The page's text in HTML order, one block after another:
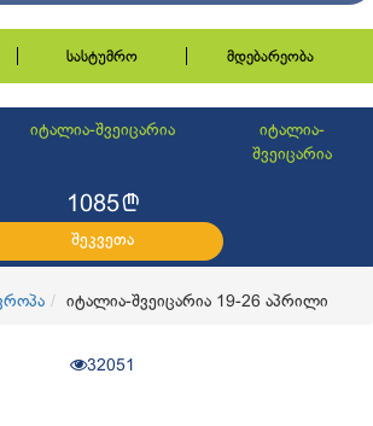
სასტუმრო მდებარეობა
იტალია-შვეიცარია
იტალია-
შვეიცარია
1085l
შეკვეთა
იტალია-შვეიცარია 19-26 აპრილი
32051